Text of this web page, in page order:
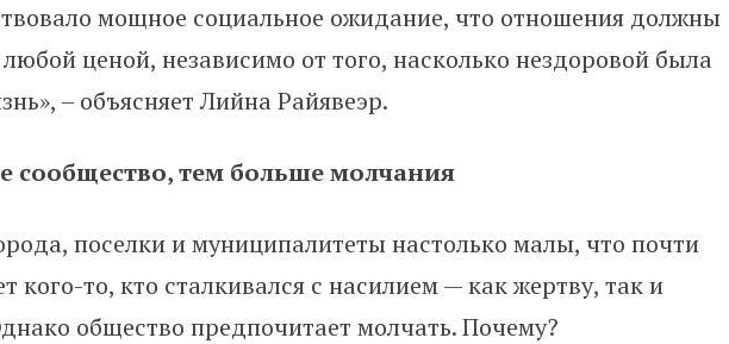
мощное социальное ожидание, что отношения должны
любой ценой, независимо от того, насколько нездоровой была
– объясняет Лийна Райявеэр.
сообщество, тем больше молчания
поселки и муниципалитеты настолько малы, что почти
кого-то, кто сталкивался с насилием — как жертву, так и
общество предпочитает молчать. Почему?